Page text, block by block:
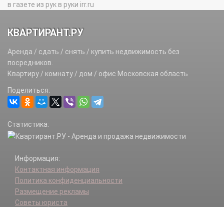
в газете из рук в руки irr.ru
КВАРТИРАНТ.РУ
Аренда / сдать / снять / купить недвижимость без
посредников.
Квартиру / комнату / дом / офис Московская область
Поделиться:
Статистика:
Информация:
Контактная информация
Политика конфиденциальности
Размещение рекламы
Советы юриста